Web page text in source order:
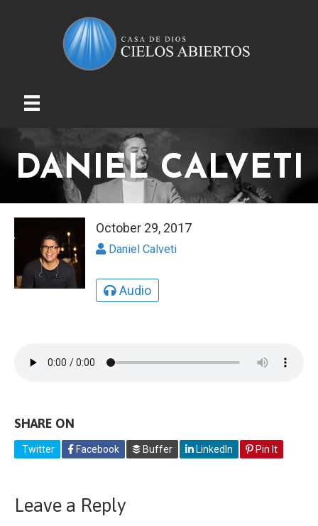
DANIEL CALVETI
October 29, 2017
Daniel Calveti
Audio
SHARE ON
Twitter Facebook Buffer LinkedIn Pin It
Leave a Reply